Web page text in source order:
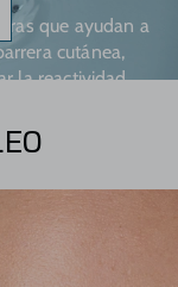
que ayudan a
cutánea,
la reactividad